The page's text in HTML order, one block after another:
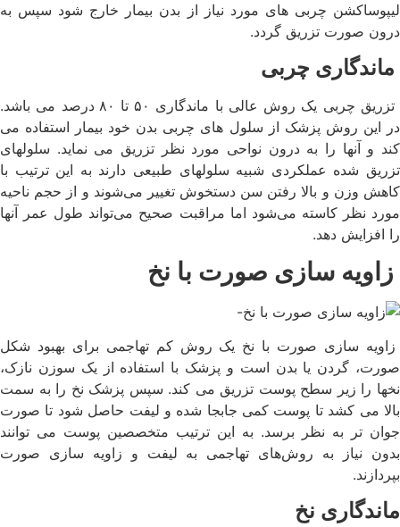
لیپوساکشن چربی های مورد نیاز از بدن بیمار خارج شود سپس به
درون صورت تزریق گردد.
ماندگاری چربی
تزریق چربی یک روش عالی با ماندگاری ۵۰ تا ۸۰ درصد می باشد.
در این روش پزشک از سلول های چربی بدن خود بیمار استفاده می
کند و آنها را به درون نواحی مورد نظر تزریق می نماید. سلولهای
تزریق شده عملکردی شبیه سلولهای طبیعی دارند به این ترتیب با
کاهش وزن و بالا رفتن سن دستخوش تغییر می‌شوند و از حجم ناحیه
مورد نظر کاسته می‌شود اما مراقبت صحیح می‌تواند طول عمر آنها
را افزایش دهد.
زاویه سازی صورت با نخ
زاویه سازی صورت با نخ یک روش کم تهاجمی برای بهبود شکل
صورت، گردن یا بدن است و پزشک با استفاده از یک سوزن نازک،
نخها را زیر سطح پوست تزریق می کند. سپس پزشک نخ را به سمت
بالا می کشد تا پوست کمی جابجا شده و لیفت حاصل شود تا صورت
جوان تر به نظر برسد. به این ترتیب متخصصین پوست می توانند
بدون نیاز به روش‌های تهاجمی به لیفت و زاویه سازی صورت
بپردازند.
ماندگاری نخ